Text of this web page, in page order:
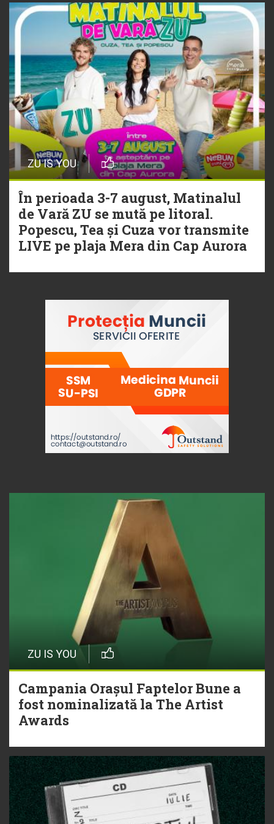
ZU IS YOU
În perioada 3-7 august, Matinalul
de Vară ZU se mută pe litoral.
Popescu, Tea și Cuza vor transmite
LIVE pe plaja Mera din Cap Aurora
ZU IS YOU
Campania Orașul Faptelor Bune a
fost nominalizată la The Artist
Awards